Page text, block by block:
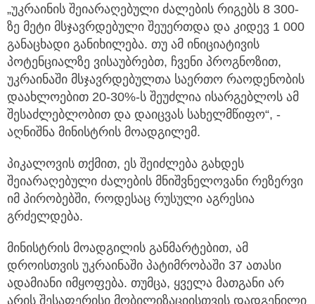
„უკრაინის შეიარაღებული ძალების რიგებს 8 300-
ზე მეტი მსჯავრდებული შეუერთდა და კიდევ 1 000
განაცხადი განიხილება. თუ ამ ინიციატივის
პოტენციალზე ვისაუბრებთ, ჩვენი პროგნოზით,
უკრაინაში მსჯავრდებულთა საერთო რაოდენობის
დაახლოებით 20-30%-ს შეუძლია ისარგებლოს ამ
შესაძლებლობით და დაიცვას სახელმწიფო“, -
აღნიშნა მინისტრის მოადგილემ.
პიკალოვის თქმით, ეს შეიძლება გახდეს
შეიარაღებული ძალების მნიშვნელოვანი რეზერვი
იმ პირობებში, როდესაც რუსული აგრესია
გრძელდება.
მინისტრის მოადგილის განმარტებით, ამ
დროისთვის უკრაინაში პატიმრობაში 37 ათასი
ადამიანი იმყოფება. თუმცა, ყველა მათგანი არ
არის შესაფერისი მობილიზაციისთვის დადგენილი